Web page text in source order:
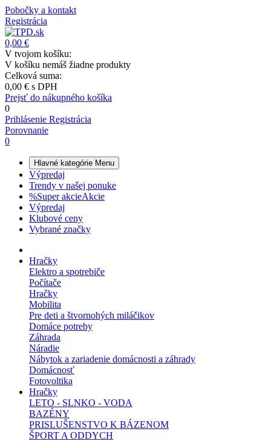
Pobočky a kontakt
Registrácia
0,00 €
V tvojom košíku:
V košíku nemáš žiadne produkty
Celková suma:
0,00 € s DPH
Prejsť do nákupného košíka
0
Prihlásenie Registrácia
Porovnanie
0
Hlavné kategórie Menu
Výpredaj
Trendy v našej ponuke
%Super akcieAkcie
Výpredaj
Klubové ceny
Vybrané značky
Hračky
Elektro a spotrebiče
Počítače
Hračky
Mobilita
Pre deti a štvornohých miláčikov
Domáce potreby
Záhrada
Náradie
Nábytok a zariadenie domácnosti a záhrady
Domácnosť
Fotovoltika
Hračky
LETO - SLNKO - VODA
BAZÉNY
PRISLUŠENSTVO K BÁZENOM
ŠPORT A ODDYCH